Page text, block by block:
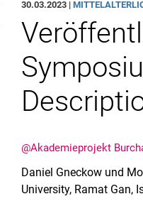
30.03.2023 |
@Akademieprojekt
Daniel Gneckow und
University, Ramat Gan,